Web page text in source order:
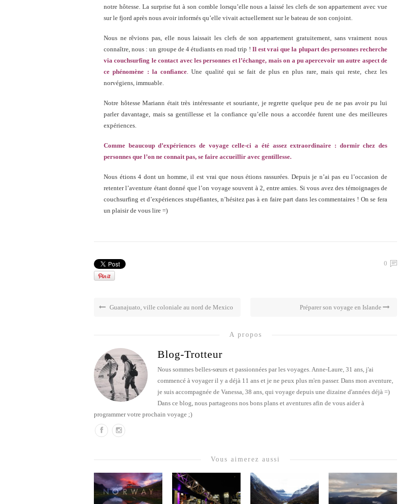
notre hôtesse. La surprise fut à son comble lorsqu’elle nous a laissé les clefs de son appartement avec vue
sur le fjord après nous avoir informés qu’elle vivait actuellement sur le bateau de son conjoint.
Nous ne rêvions pas, elle nous laissait les clefs de son appartement gratuitement, sans vraiment nous
connaître, nous : un groupe de 4 étudiants en road trip ! Il est vrai que la plupart des personnes recherche
via couchsurfing le contact avec les personnes et l’échange, mais on a pu apercevoir un autre aspect de
ce phénomène : la confiance. Une qualité qui se fait de plus en plus rare, mais qui reste, chez les
norvégiens, immuable.
Notre hôtesse Mariann était très intéressante et souriante, je regrette quelque peu de ne pas avoir pu lui
parler davantage, mais sa gentillesse et la confiance qu’elle nous a accordée furent une des meilleures
expériences.
Comme beaucoup d’expériences de voyage celle-ci a été assez extraordinaire : dormir chez des
personnes que l’on ne connait pas, se faire accueillir avec gentillesse.
Nous étions 4 dont un homme, il est vrai que nous étions rassurées. Depuis je n’ai pas eu l’occasion de
retenter l’aventure étant donné que l’on voyage souvent à 2, entre amies. Si vous avez des témoignages de
couchsurfing et d’expériences stupéfiantes, n’hésitez pas à en faire part dans les commentaires ! On se fera
un plaisir de vous lire =)
0
Guanajuato, ville coloniale au nord de Mexico Préparer son voyage en Islande
A propos
Blog-Trotteur
Nous sommes belles-sœurs et passionnées par les voyages. Anne-Laure, 31 ans, j'ai
commencé à voyager il y a déjà 11 ans et je ne peux plus m'en passer. Dans mon aventure,
je suis accompagnée de Vanessa, 38 ans, qui voyage depuis une dizaine d'années déjà =)
Dans ce blog, nous partageons nos bons plans et aventures afin de vous aider à
programmer votre prochain voyage ;)
Vous aimerez aussi